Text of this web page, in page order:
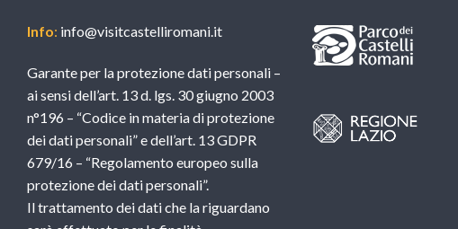
Info: info@visitcastelliromani.it
Garante per la protezione dati personali –
ai sensi dell’art. 13 d. lgs. 30 giugno 2003
n°196 – “Codice in materia di protezione
dei dati personali” e dell’art. 13 GDPR
679/16 – “Regolamento europeo sulla
protezione dei dati personali”.
Il trattamento dei dati che la riguardano